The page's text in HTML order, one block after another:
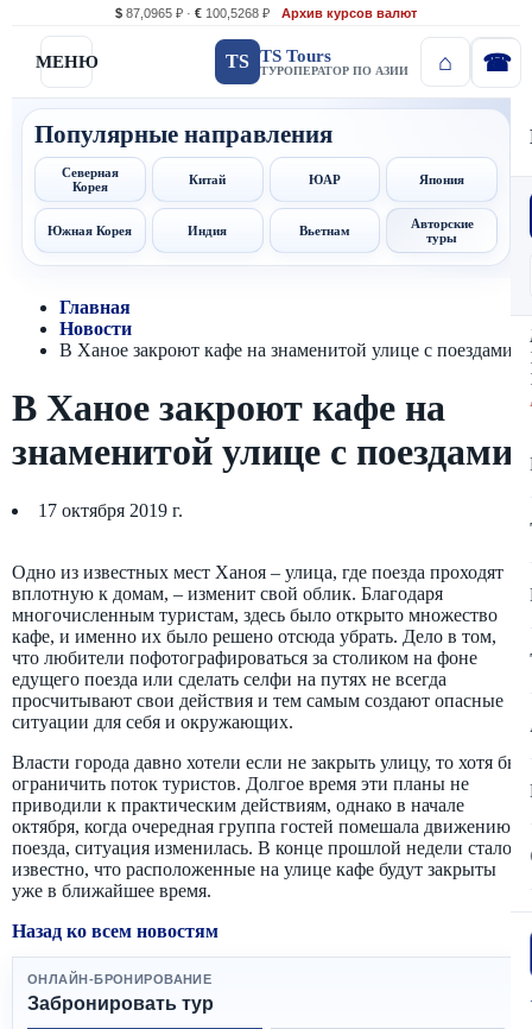
$ 87,0965 ₽ · € 100,5268 ₽ Архив курсов валют
МЕНЮ TS TS Tours
ТУРОПЕРАТОР ПО АЗИИ
Популярные направления
Северная
Корея
Китай ЮАР Япония
Южная Корея Индия Вьетнам
Авторские
туры
Главная
Новости
В Ханое закроют кафе на знаменитой улице с поездами
В Ханое закроют кафе на
знаменитой улице с поездами
17 октября 2019 г.
Одно из известных мест Ханоя – улица, где поезда проходят
вплотную к домам, – изменит свой облик. Благодаря
многочисленным туристам, здесь было открыто множество
кафе, и именно их было решено отсюда убрать. Дело в том,
что любители пофотографироваться за столиком на фоне
едущего поезда или сделать селфи на путях не всегда
просчитывают свои действия и тем самым создают опасные
ситуации для себя и окружающих.
Власти города давно хотели если не закрыть улицу, то хотя бы
ограничить поток туристов. Долгое время эти планы не
приводили к практическим действиям, однако в начале
октября, когда очередная группа гостей помешала движению
поезда, ситуация изменилась. В конце прошлой недели стало
известно, что расположенные на улице кафе будут закрыты
уже в ближайшее время.
Назад ко всем новостям
ОНЛАЙН-БРОНИРОВАНИЕ
Забронировать тур